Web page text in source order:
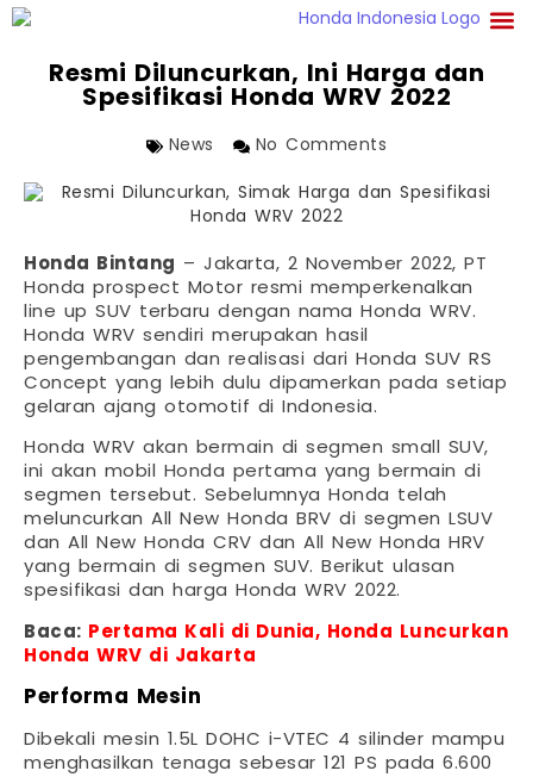
Resmi Diluncurkan, Ini Harga dan
Spesifikasi Honda WRV 2022
News No Comments
Honda Bintang
– Jakarta, 2 November 2022, PT
Honda prospect Motor resmi memperkenalkan
line up SUV terbaru dengan nama Honda WRV.
Honda WRV sendiri merupakan hasil
pengembangan dan realisasi dari Honda SUV RS
Concept yang lebih dulu dipamerkan pada setiap
gelaran ajang otomotif di Indonesia.
Honda WRV akan bermain di segmen small SUV,
ini akan mobil Honda pertama yang bermain di
segmen tersebut. Sebelumnya Honda telah
meluncurkan All New Honda BRV di segmen LSUV
dan All New Honda CRV dan All New Honda HRV
yang bermain di segmen SUV. Berikut ulasan
spesifikasi dan harga Honda WRV 2022.
Baca: Pertama Kali di Dunia, Honda Luncurkan
Honda WRV di Jakarta
Performa Mesin
Dibekali mesin 1.5L DOHC i-VTEC 4 silinder mampu
menghasilkan tenaga sebesar 121 PS pada 6.600